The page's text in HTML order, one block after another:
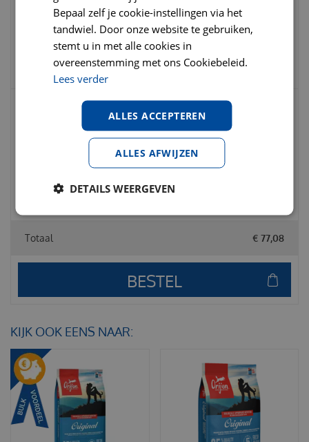
95
Vitalstyle Ecostyle blik adult lam 400gr.
Hondenvoer
Totaal € 77,08
KIJK OOK EENS NAAR:
Bepaal zelf je cookie-instellingen via het
tandwiel. Door onze website te gebruiken,
stemt u in met alle cookies in
overeenstemming met ons Cookiebeleid.
Lees verder
ALLES ACCEPTEREN
ALLES AFWIJZEN
DETAILS WEERGEVEN